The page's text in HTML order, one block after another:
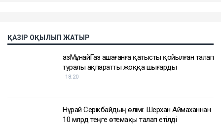
ҚАЗІР ОҚЫЛЫП ЖАТЫР
ҚазМұнайГаз Қашағанға қатысты қойылған талап
туралы ақпаратты жоққа шығарды
18:20
Нұрай Серікбайдың өлімі: Шерхан Аймаханнан
10 млрд теңге өтемақы талап етілді